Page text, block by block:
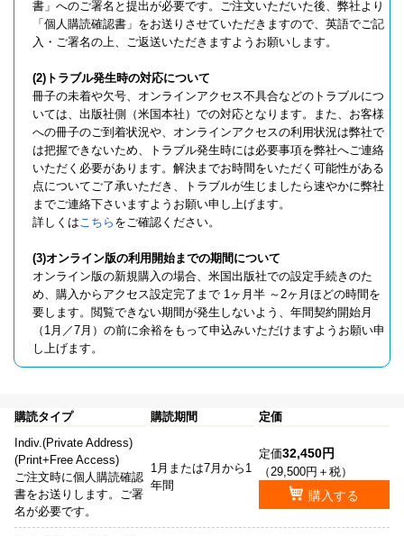
書」へのご署名と提出が必要です。ご注文いただいた後、弊社より
「個人購読確認書」をお送りさせていただきますので、英語でご記
入・ご署名の上、ご返送いただきますようお願いします。
(2)トラブル発生時の対応について
冊子の未着や欠号、オンラインアクセス不具合などのトラブルにつ
いては、出版社側（米国本社）での対応となります。また、お客様
への冊子のご到着状況や、オンラインアクセスの利用状況は弊社で
は把握できないため、トラブル発生時には必要事項を弊社へご連絡
いただく必要があります。解決までお時間をいただく可能性がある
点についてご了承いただき、トラブルが生じましたら速やかに弊社
までご連絡下さいますようお願い申し上げます。
詳しくはこちら をご確認ください。
(3)オンライン版の利用開始までの期間について
オンライン版の新規購入の場合、米国出版社での設定手続きのた
め、購入からアクセス設定完了まで 1ヶ月半 ～2ヶ月ほどの時間を
要します。閲覧できない期間が発生しないよう、年間契約開始月
（1月／7月）の前に余裕をもって申込みいただけますようお願い申
し上げます。
購読タイプ 購読期間
定価
Indiv.(Private Address)
(Print+Free Access)
ご注文時に個人購読確認
書をお送りします。ご署
名が必要です。
1月または7月から1
年間
定価32,450円
（29,500円＋税）
購入する